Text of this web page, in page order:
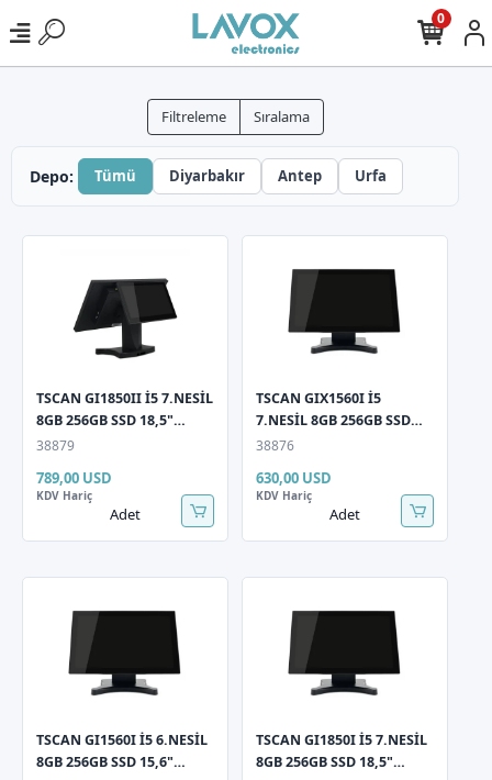
0
Filtreleme Sıralama
Depo: Tümü Diyarbakır Antep Urfa
TSCAN GI1850II İ5 7.NESİL
8GB 256GB SSD 18,5"
Dokunmatik LCD 11,6"
38879
789,00 USD
KDV Hariç
Adet
TSCAN GIX1560I İ5
7.NESİL 8GB 256GB SSD
15,6" Dokunmatik Pos PC
38876
630,00 USD
KDV Hariç
Adet
TSCAN GI1560I İ5 6.NESİL
8GB 256GB SSD 15,6"
TSCAN GI1850I İ5 7.NESİL
8GB 256GB SSD 18,5"